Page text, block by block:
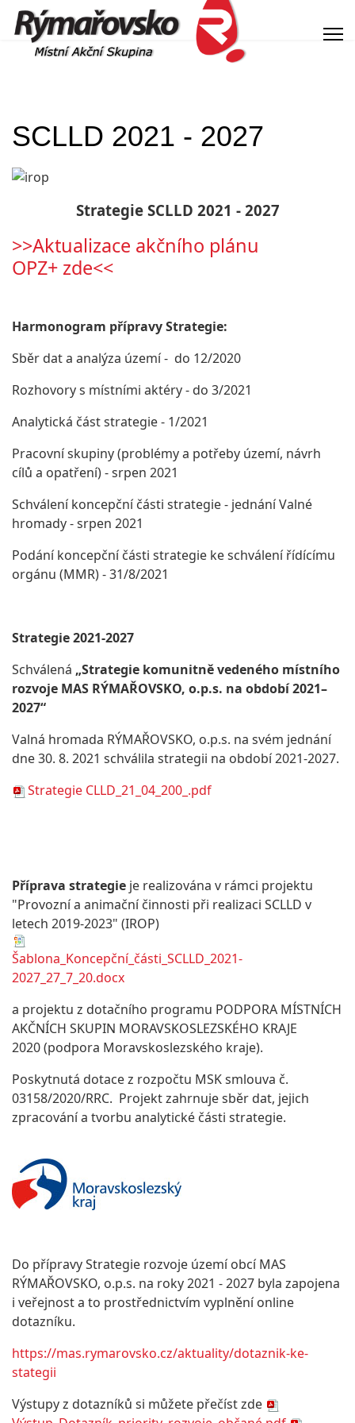
SCLLD 2021 - 2027
Strategie SCLLD 2021 - 2027
>>Aktualizace akčního plánu
OPZ+ zde<<
Harmonogram přípravy Strategie:
Sběr dat a analýza území - do 12/2020
Rozhovory s místními aktéry - do 3/2021
Analytická část strategie - 1/2021
Pracovní skupiny (problémy a potřeby území, návrh
cílů a opatření) - srpen 2021
Schválení koncepční části strategie - jednání Valné
hromady - srpen 2021
Podání koncepční části strategie ke schválení řídícímu
orgánu (MMR) - 31/8/2021
Strategie 2021-2027
Schválená „Strategie komunitně vedeného místního
rozvoje MAS RÝMAŘOVSKO, o.p.s. na období 2021–
2027“
Valná hromada RÝMAŘOVSKO, o.p.s. na svém jednání
dne 30. 8. 2021 schválila strategii na období 2021-2027.
Strategie CLLD_21_04_200_.pdf
Příprava strategie je realizována v rámci projektu
"Provozní a animační činnosti při realizaci SCLLD v
letech 2019-2023" (IROP)
Šablona_Koncepční_části_SCLLD_2021-
2027_27_7_20.docx
a projektu z dotačního programu PODPORA MÍSTNÍCH
AKČNÍCH SKUPIN MORAVSKOSLEZSKÉHO KRAJE
2020 (podpora Moravskoslezského kraje).
Poskytnutá dotace z rozpočtu MSK smlouva č.
03158/2020/RRC. Projekt zahrnuje sběr dat, jejich
zpracování a tvorbu analytické části strategie.
Do přípravy Strategie rozvoje území obcí MAS
RÝMAŘOVSKO, o.p.s. na roky 2021 - 2027 byla zapojena
i veřejnost a to prostřednictvím vyplnění online
dotazníku.
https://mas.rymarovsko.cz/aktuality/dotaznik-ke-
stategii
Výstupy z dotazníků si můžete přečíst zde